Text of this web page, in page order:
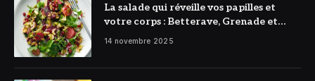
La salade qui réveille vos papilles et
votre corps : Betterave, Grenade et
Citron à l’honneur
14 novembre 2025